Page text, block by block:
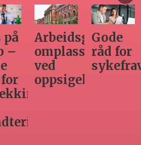
Seminar
om
varsling
Hvilken
adgang
har